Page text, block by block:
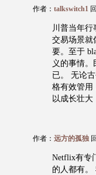
作者： talkswitch1
川普当年
交易场景就
要。至于
义的事情
已。 无论
格有效管用
以成长壮大
作者： 远方的孤独
Netflix有专
的人都有。